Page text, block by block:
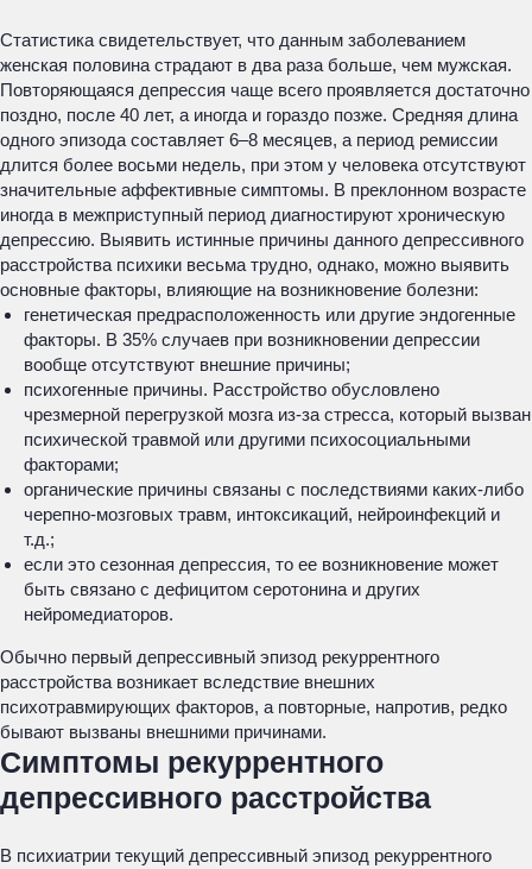
Статистика свидетельствует, что данным заболеванием
женская половина страдают в два раза больше, чем мужская.
Повторяющаяся депрессия чаще всего проявляется достаточно
поздно, после 40 лет, а иногда и гораздо позже. Средняя длина
одного эпизода составляет 6–8 месяцев, а период ремиссии
длится более восьми недель, при этом у человека отсутствуют
значительные аффективные симптомы. В преклонном возрасте
иногда в межприступный период диагностируют хроническую
депрессию. Выявить истинные причины данного депрессивного
расстройства психики весьма трудно, однако, можно выявить
основные факторы, влияющие на возникновение болезни:
генетическая предрасположенность или другие эндогенные
факторы. В 35% случаев при возникновении депрессии
вообще отсутствуют внешние причины;
психогенные причины. Расстройство обусловлено
чрезмерной перегрузкой мозга из-за стресса, который вызван
психической травмой или другими психосоциальными
факторами;
органические причины связаны с последствиями каких-либо
черепно-мозговых травм, интоксикаций, нейроинфекций и
т.д.;
если это сезонная депрессия, то ее возникновение может
быть связано с дефицитом серотонина и других
нейромедиаторов.
Обычно первый депрессивный эпизод рекуррентного
расстройства возникает вследствие внешних
психотравмирующих факторов, а повторные, напротив, редко
бывают вызваны внешними причинами.
Симптомы рекуррентного
депрессивного расстройства
В психиатрии текущий депрессивный эпизод рекуррентного